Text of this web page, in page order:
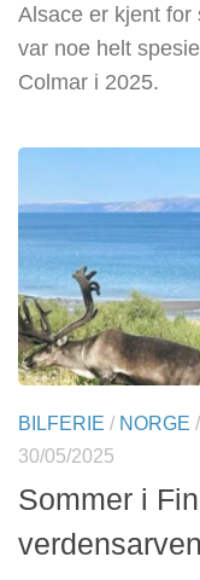
Alsace er kjent for
var noe helt
Colmar i 2025.
BILFERIE / NORGE /
30/05/2025
Sommer i